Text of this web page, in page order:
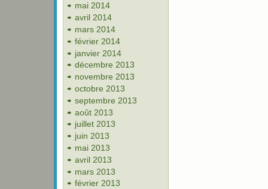
mai 2014
avril 2014
mars 2014
février 2014
janvier 2014
décembre 2013
novembre 2013
octobre 2013
septembre 2013
août 2013
juillet 2013
juin 2013
mai 2013
avril 2013
mars 2013
février 2013